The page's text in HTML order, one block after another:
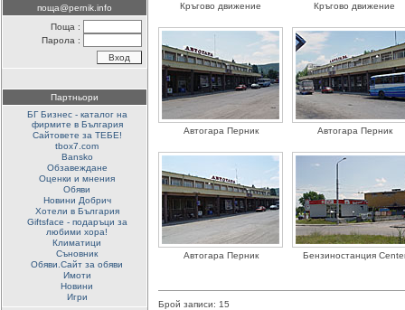
поща@pernik.info
Поща :
Парола :
Партньори
БГ Бизнес - каталог на
фирмите в България
Сайтовете за ТЕБЕ!
tbox7.com
Bansko
Обзавеждане
Оценки и мнения
Обяви
Новини Добрич
Хотели в България
Giftsface - подаръци за
любими хора!
Климатици
Съновник
Обяви.Сайт за обяви
Имоти
Новини
Игри
Кръгово движение Кръгово движение
Автогара Перник Автогара Перник
Автогара Перник Бензиностанция
Брой записи: 15